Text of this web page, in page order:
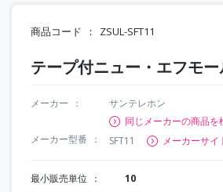
商品コード ZSUL-SFT11
テープ付ニュー・エフモ
メーカー
サンテレホン
同じメーカーの商品を
メーカー型番
SFT11 メーカーサイ
最小販売単位 10